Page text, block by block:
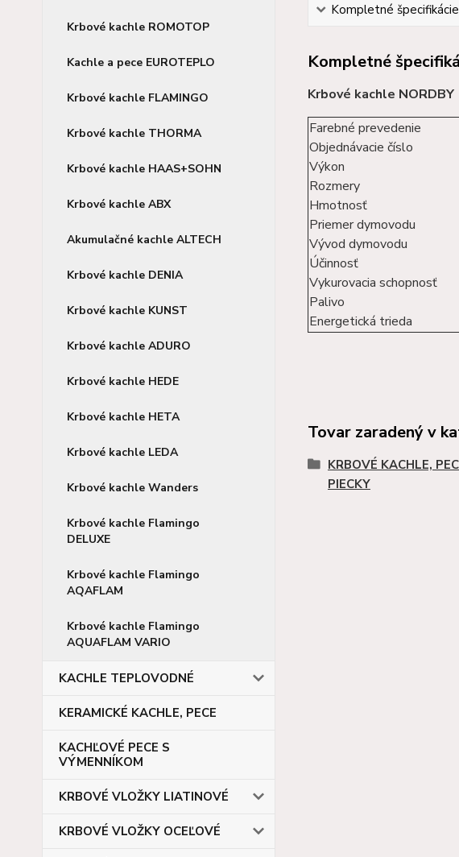
Krbové kachle ROMOTOP
Kachle a pece EUROTEPLO
Krbové kachle FLAMINGO
Krbové kachle THORMA
Krbové kachle HAAS+SOHN
Krbové kachle ABX
Akumulačné kachle ALTECH
Krbové kachle DENIA
Krbové kachle KUNST
Krbové kachle ADURO
Krbové kachle HEDE
Krbové kachle HETA
Krbové kachle LEDA
Krbové kachle Wanders
Krbové kachle Flamingo
DELUXE
Krbové kachle Flamingo
AQAFLAM
Krbové kachle Flamingo
AQUAFLAM VARIO
KACHLE TEPLOVODNÉ
KERAMICKÉ KACHLE, PECE
KACHĽOVÉ PECE S
VÝMENNÍKOM
KRBOVÉ VLOŽKY LIATINOVÉ
KRBOVÉ VLOŽKY OCEĽOVÉ
Kompletné špecifikácie
Kompletné
Krbové kachle NORDBY
Farebné prevedenie
Objednávacie číslo
Výkon
Rozmery
Hmotnosť
Priemer dymovodu
Vývod dymovodu
Účinnosť
Vykurovacia schopnosť
Palivo
Energetická trieda
Tovar zaradený v
KRBOVÉ KACHLE,
PIECKY